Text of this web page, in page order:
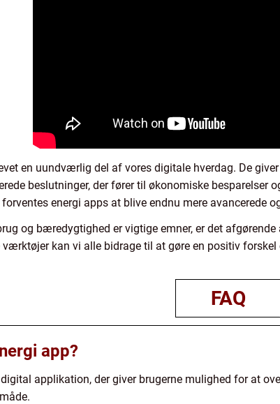
en uundværlig del af vores digitale hverdag. De
beslutninger, der fører til økonomiske besparelser
energi apps at blive endnu mere avancerede
og bæredygtighed er vigtige emner, er det
værktøjer kan vi alle bidrage til at gøre en positiv
FAQ
app?
applikation, der giver brugerne mulighed for at